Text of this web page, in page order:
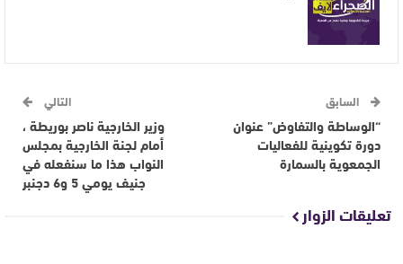
السابق
“الوساطة والتفاوض” عنوان
دورة تكوينية للفعاليات
الجمعوية بالسمارة
التالي
وزير الخارجية ناصر بوريطة ،
أمام لجنة الخارجية بمجلس
النواب هذا ما سنفعله في
جنيف يومي 5 و6 دجنبر
تعليقات الزوار